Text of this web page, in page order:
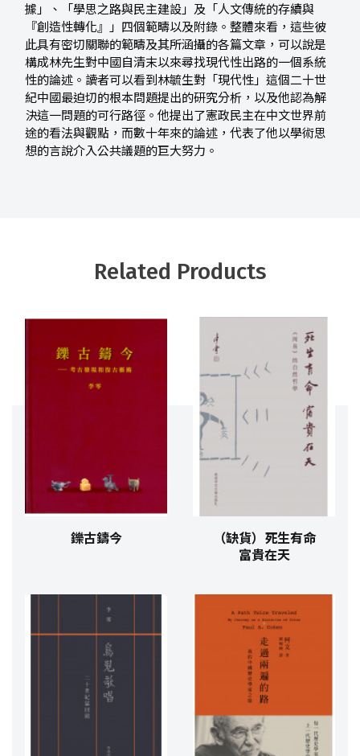
據」、「學思之路與民主建設」及「人文傳統的存續與
『創造性轉化』」四個範疇以及附錄。整體來看，這些彼
此具有密切關聯的範疇及其所涵攝的各篇文章，可以說是
構成林先生對中國自清末以來尋找現代性出路的一個系統
性的論述。讀者可以看到林毓生對「現代性」這個二十世
紀中國最迫切的根本問題提出的研究分析，以及他認為解
決這一問題的可行路徑。他提出了憲政民主在中文世界前
途的看法與觀點，而數十年來的論述，代表了他以學術思
想的言說介入公共議題的巨大努力。
Related Products
鑠古鑄今
（缺貨）死生有命
富貴在天